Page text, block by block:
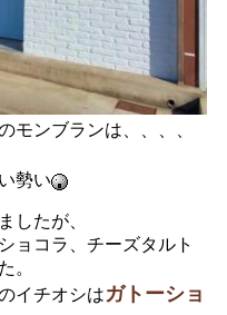
モンブランは、、、、
勢い
したが、
ョコラ、チーズタルト
。
イチオシはガトーショ